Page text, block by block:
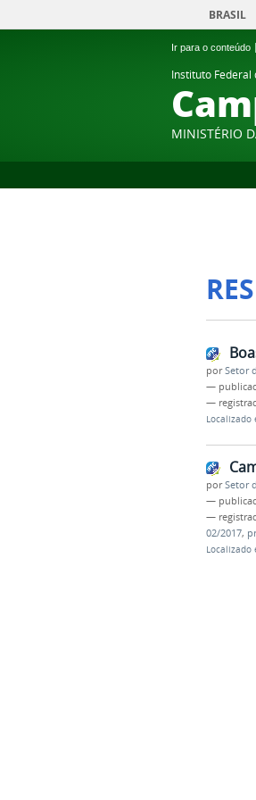
Ir para o conteúdo
BRASIL
Instituto Federal
MINISTÉRIO
porSetor
—
—
Localizado
porSetor
—
—
02/2017,
Localizado